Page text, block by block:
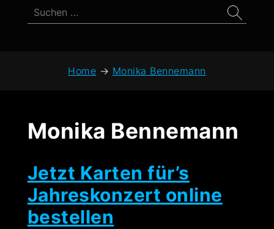
Suchen
nach:
Home → Monika Bennemann
Monika Bennemann
Jetzt Karten für’s
Jahreskonzert online
bestellen